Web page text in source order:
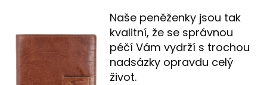
Naše peněženky jsou tak
kvalitní, že se správnou
péčí Vám vydrží s trochou
nadsázky opravdu celý
život.